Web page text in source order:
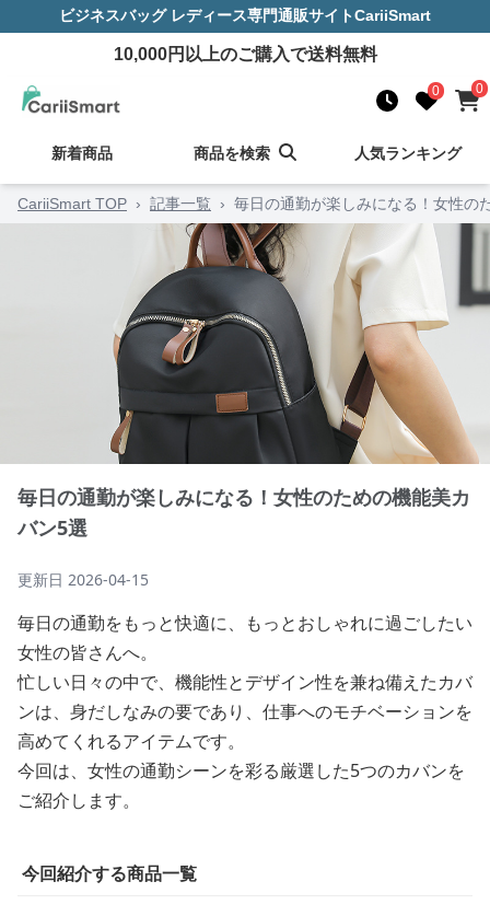
ビジネスバッグ レディース専門通販サイトCariiSmart
10,000円以上のご購入で送料無料
0 0
新着商品 商品を検索 人気ランキング
CariiSmart TOP › 記事一覧 › 毎日の通勤が楽しみになる！女性の
毎日の通勤が楽しみになる！女性のための機能美カ
バン5選
更新日 2026-04-15
毎日の通勤をもっと快適に、もっとおしゃれに過ごしたい
女性の皆さんへ。
忙しい日々の中で、機能性とデザイン性を兼ね備えたカバ
ンは、身だしなみの要であり、仕事へのモチベーションを
高めてくれるアイテムです。
今回は、女性の通勤シーンを彩る厳選した5つのカバンを
ご紹介します。
今回紹介する商品一覧